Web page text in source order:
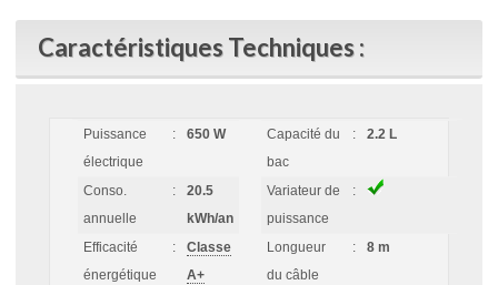
Caractéristiques Techniques :
Puissance
électrique
: 650 W
Conso.
annuelle
:
20.5
kWh/an
Efficacité
énergétique
:
Classe
A+
Capacité du
bac
: 2.2 L
Variateur de
puissance
:
Longueur
du câble
: 8 m